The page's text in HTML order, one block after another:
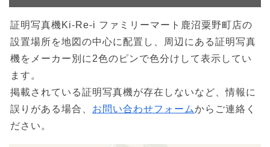
証明写真機Ki-Re-i ファミリーマート鹿沼粟野町店の
設置場所を地図の中心に配置し、周辺にある証明写真
機をメーカー別に2色のピンで色分けして表示してい
ます。
掲載されている証明写真機が存在しないなど、情報に
誤りがある場合、 お問い合わせフォームからご連絡く
ださい。